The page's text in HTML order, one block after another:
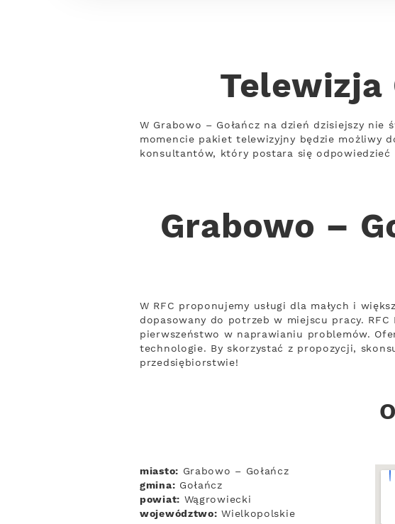
Telewizja
W Grabowo – Gołańcz na dzień dzisiejszy
momencie pakiet telewizyjny będzie możliwy
konsultantów, który postara się
Grabowo –
W RFC proponujemy usługi dla małych i
dopasowany do potrzeb w miejscu pracy.
pierwszeństwo w naprawianiu problemów.
technologie. By skorzystać z propozycji,
przedsiębiorstwie!
miasto: Grabowo – Gołańcz
gmina: Gołańcz
powiat: Wągrowiecki
województwo: Wielkopolskie